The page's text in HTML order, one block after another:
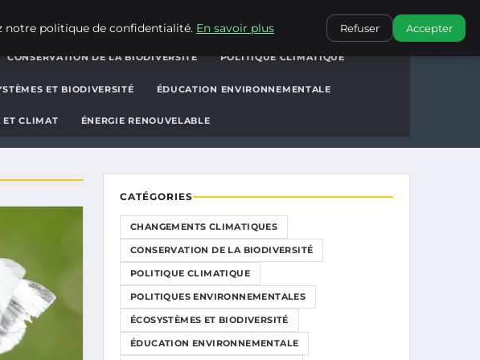
CONTACT
CONSERVATION DE LA BIODIVERSITÉ POLITIQUE CLIMATIQUE
ET BIODIVERSITÉ ÉDUCATION ENVIRONNEMENTALE
ET CLIMAT ÉNERGIE RENOUVELABLE
CATÉGORIES
CHANGEMENTS CLIMATIQUES
CONSERVATION DE LA BIODIVERSITÉ
POLITIQUE CLIMATIQUE
POLITIQUES ENVIRONNEMENTALES
ÉCOSYSTÈMES ET BIODIVERSITÉ
ÉDUCATION ENVIRONNEMENTALE
notre politique de confidentialité. En savoir plus Refuser Accepter